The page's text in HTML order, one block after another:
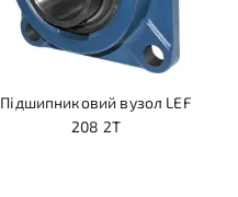
Підшипниковий вузол LEF
208 2T